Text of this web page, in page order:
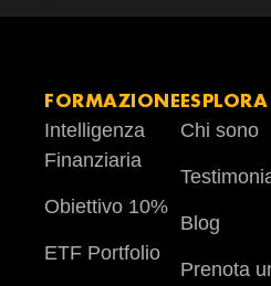
FORMAZIONE
Intelligenza
Finanziaria
Obiettivo 10%
ETF Portfolio
ESPLORA
Chi sono
Blog
Prenota